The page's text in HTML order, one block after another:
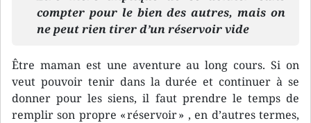
compter pour le bien des autres, mais on
ne peut rien tirer d’un réservoir vide
Être maman est une aventure au long cours. Si on
veut pouvoir tenir dans la durée et continuer à se
donner pour les siens, il faut prendre le temps de
remplir son propre « réservoir » , en d’autres termes,